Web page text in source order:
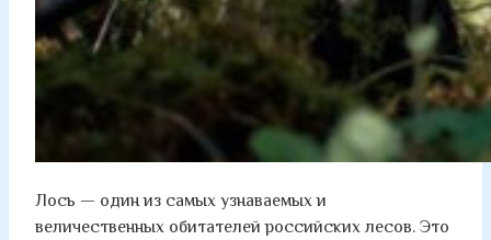
Лось — один из самых узнаваемых и
величественных обитателей российских лесов. Это